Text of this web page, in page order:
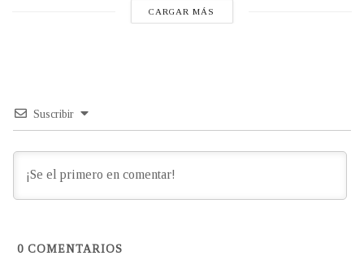
CARGAR MÁS
Suscribir
0 COMENTARIOS